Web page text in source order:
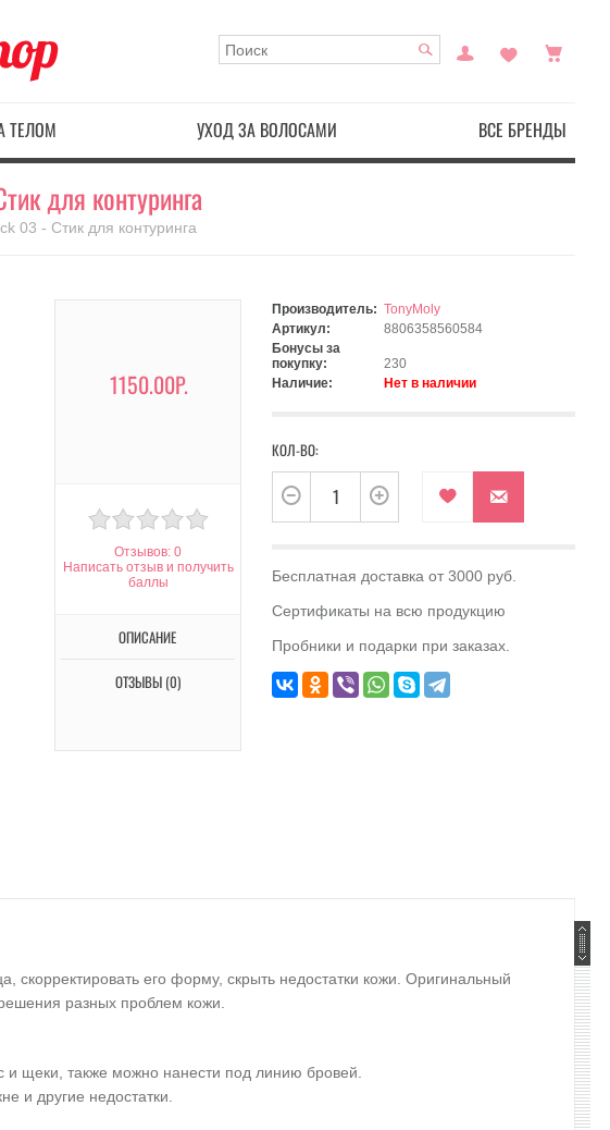
ТЕЛОМ УХОД ЗА ВОЛОСАМИ ВСЕ БРЕНДЫ
для контуринга
03 - Стик для контуринга
1150.00Р.
Отзывов: 0
Написать отзыв и получить
баллы
ОПИСАНИЕ
ОТЗЫВЫ (0)
Производитель: TonyMoly
Артикул:
8806358560584
Бонусы за
покупку:
230
Наличие:
Нет в наличии
КОЛ-ВО:
Бесплатная доставка от 3000 руб.
Сертификаты на всю продукцию
Пробники и подарки при заказах.
скорректировать его форму, скрыть недостатки кожи. Оригинальный
разных проблем кожи.
и щеки, также можно нанести под линию бровей.
и другие недостатки.